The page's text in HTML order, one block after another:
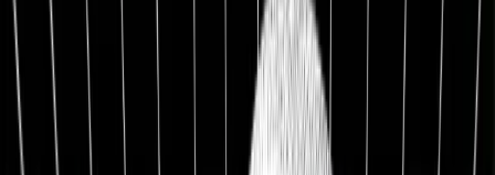
Millionäre
100K+
Investoren
★★★★★
Weiterempfehlung
Kostenfreies Erstgespräch